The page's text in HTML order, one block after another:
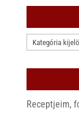
KATEGÓRIÁK
Receptjeim,